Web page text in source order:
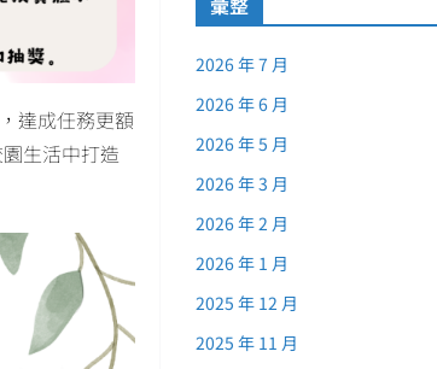
達成任務更額
生活中打造
2026 年 7 月
2026 年 6 月
2026 年 5 月
2026 年 3 月
2026 年 2 月
2026 年 1 月
2025 年 12 月
2025 年 11 月